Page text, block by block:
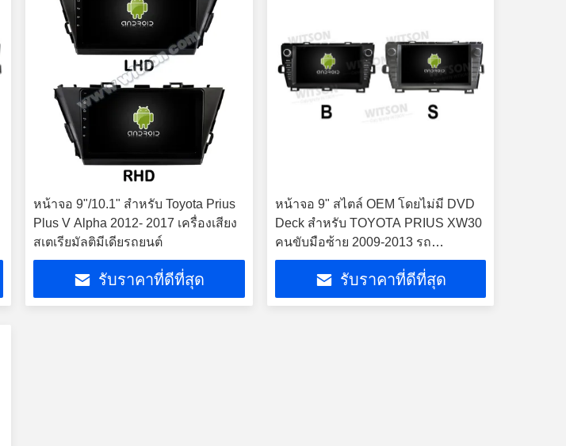
หน้าจอ 9"/10.1" สําหรับ Toyota Prius
Plus V Alpha 2012- 2017 เครื่องเสียง
สเตเรียมัลติมีเดียรถยนต์
รับราคาที่ดีที่สุด
หน้าจอ 9" สไตล์ OEM โดยไม่มี DVD
Deck สําหรับ TOYOTA PRIUS XW30
คนขับมือซ้าย 2009-2013 รถ
มัลติมีเดีย สเตียโร GPS CarPlay
รับราคาที่ดีที่สุด